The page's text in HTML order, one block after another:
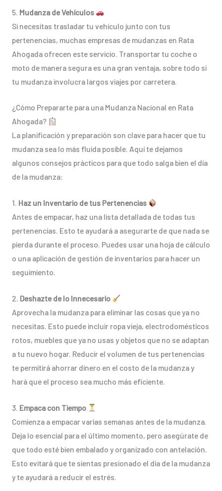
5. Mudanza de Vehículos
Si necesitas trasladar tu vehículo junto con tus
pertenencias, muchas empresas de mudanzas en Rata
Ahogada ofrecen este servicio. Transportar tu coche o
moto de manera segura es una gran ventaja, sobre todo si
tu mudanza involucra largos viajes por carretera.
¿Cómo Prepararte para una Mudanza Nacional en Rata
Ahogada?
La planificación y preparación son clave para hacer que tu
mudanza sea lo más fluida posible. Aquí te dejamos
algunos consejos prácticos para que todo salga bien el día
de la mudanza:
1. Haz un Inventario de tus Pertenencias
Antes de empacar, haz una lista detallada de todas tus
pertenencias. Esto te ayudará a asegurarte de que nada se
pierda durante el proceso. Puedes usar una hoja de cálculo
o una aplicación de gestión de inventarios para hacer un
seguimiento.
2. Deshazte de lo Innecesario
Aprovecha la mudanza para eliminar las cosas que ya no
necesitas. Esto puede incluir ropa vieja, electrodomésticos
rotos, muebles que ya no usas y objetos que no se adaptan
a tu nuevo hogar. Reducir el volumen de tus pertenencias
te permitirá ahorrar dinero en el costo de la mudanza y
hará que el proceso sea mucho más eficiente.
3. Empaca con Tiempo
Comienza a empacar varias semanas antes de la mudanza.
Deja lo esencial para el último momento, pero asegúrate de
que todo esté bien embalado y organizado con antelación.
Esto evitará que te sientas presionado el día de la mudanza
y te ayudará a reducir el estrés.